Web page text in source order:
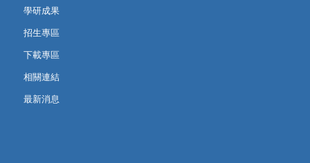
學研成果
招生專區
下載專區
相關連結
最新消息